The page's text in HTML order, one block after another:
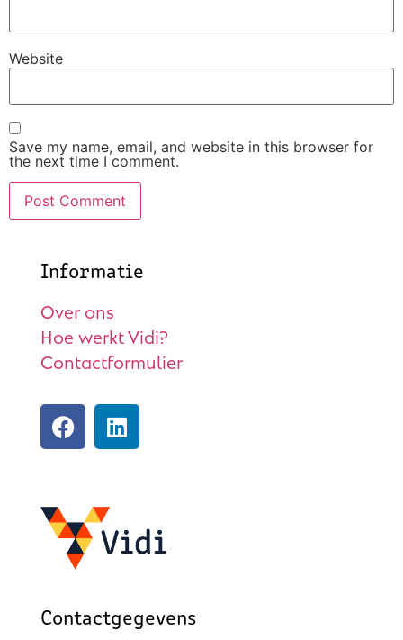
Website
Save my name, email, and website in this browser for
the next time I comment.
Informatie
Over ons
Hoe werkt Vidi?
Contactformulier
Contactgegevens